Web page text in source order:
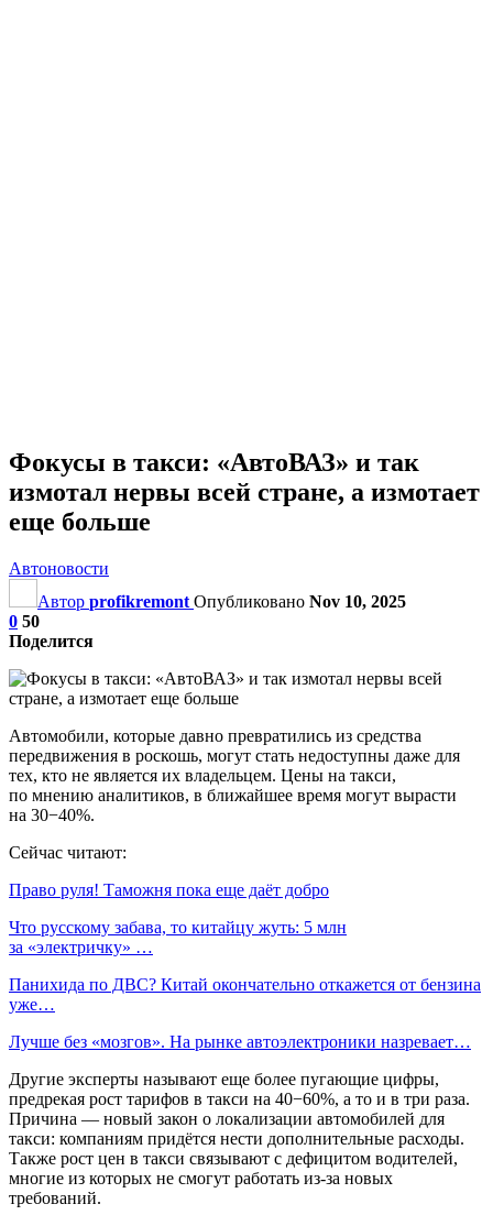
Фокусы в такси: «АвтоВАЗ» и так
измотал нервы всей стране, а измотает
еще больше
Автоновости
Автор profikremont Опубликовано Nov 10, 2025
0 50
Поделится
Автомобили, которые давно превратились из средства
передвижения в роскошь, могут стать недоступны даже для
тех, кто не является их владельцем. Цены на такси,
по мнению аналитиков, в ближайшее время могут вырасти
на 30−40%.
Сейчас читают:
Право руля! Таможня пока еще даёт добро
Что русскому забава, то китайцу жуть: 5 млн
за «электричку» …
Панихида по ДВС? Китай окончательно откажется от бензина
уже…
Лучше без «мозгов». На рынке автоэлектроники назревает…
Другие эксперты называют еще более пугающие цифры,
предрекая рост тарифов в такси на 40−60%, а то и в три раза.
Причина — новый закон о локализации автомобилей для
такси: компаниям придётся нести дополнительные расходы.
Также рост цен в такси связывают с дефицитом водителей,
многие из которых не смогут работать из-за новых
требований.